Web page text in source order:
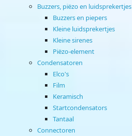
Buzzers, piëzo en luidsprekertjes
Buzzers en piepers
Kleine luidsprekertjes
Kleine sirenes
Piëzo-element
Condensatoren
Elco's
Film
Keramisch
Startcondensators
Tantaal
Connectoren